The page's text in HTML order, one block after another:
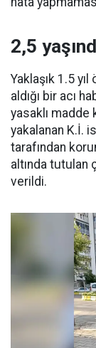
2,5
Yaklaşık 1.5
aldığı bir acı
yasaklı madde
yakalanan K.İ.
tarafından
altında tutulan
verildi.